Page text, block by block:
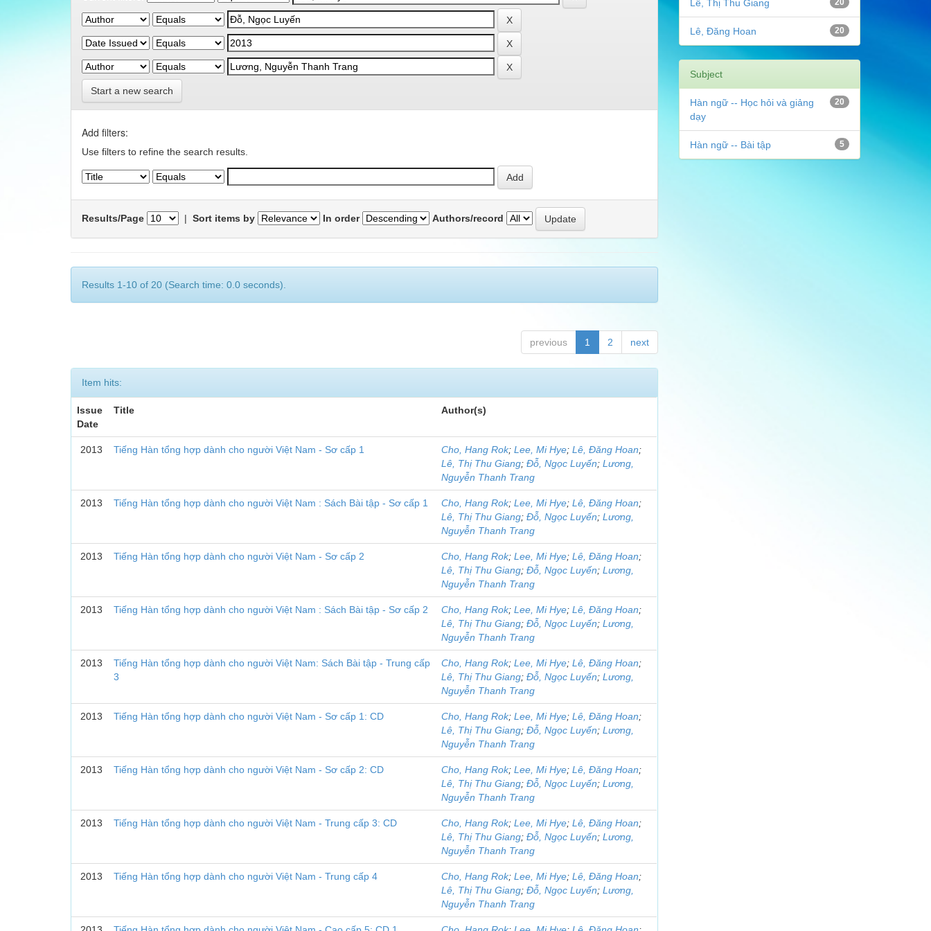
Start a new search
Add filters:
Use filters to refine the search results.
Results/Page | Sort items by In order Authors/record
Results 1-10 of 20 (Search time: 0.0 seconds).
previous 1 2 next
Item hits:
Issue
Date
Title Author(s)
2013 Tiếng Hàn tổng hợp dành cho người Việt Nam - Sơ cấp 1 Cho, Hang Rok;Lee, Mi Hye;Lê, Đăng Hoan;
Lê, Thị Thu Giang;Đỗ, Ngọc Luyến;Lương,
Nguyễn Thanh Trang
2013 Tiếng Hàn tổng hợp dành cho người Việt Nam : Sách Bài tập - Sơ cấp 1 Cho, Hang Rok;Lee, Mi Hye;Lê, Đăng Hoan;
Lê, Thị Thu Giang;Đỗ, Ngọc Luyến;Lương,
Nguyễn Thanh Trang
2013 Tiếng Hàn tổng hợp dành cho người Việt Nam - Sơ cấp 2 Cho, Hang Rok;Lee, Mi Hye;Lê, Đăng Hoan;
Lê, Thị Thu Giang;Đỗ, Ngọc Luyến;Lương,
Nguyễn Thanh Trang
2013 Tiếng Hàn tổng hợp dành cho người Việt Nam : Sách Bài tập - Sơ cấp 2 Cho, Hang Rok;Lee, Mi Hye;Lê, Đăng Hoan;
Lê, Thị Thu Giang;Đỗ, Ngọc Luyến;Lương,
Nguyễn Thanh Trang
2013
Tiếng Hàn tổng hợp dành cho người Việt Nam: Sách Bài tập - Trung cấp
3
Cho, Hang Rok;Lee, Mi Hye;Lê, Đăng Hoan;
Lê, Thị Thu Giang;Đỗ, Ngọc Luyến;Lương,
Nguyễn Thanh Trang
2013 Tiếng Hàn tổng hợp dành cho người Việt Nam - Sơ cấp 1: CD Cho, Hang Rok;Lee, Mi Hye;Lê, Đăng Hoan;
Lê, Thị Thu Giang;Đỗ, Ngọc Luyến;Lương,
Nguyễn Thanh Trang
2013 Tiếng Hàn tổng hợp dành cho người Việt Nam - Sơ cấp 2: CD Cho, Hang Rok;Lee, Mi Hye;Lê, Đăng Hoan;
Lê, Thị Thu Giang;Đỗ, Ngọc Luyến;Lương,
Nguyễn Thanh Trang
2013 Tiếng Hàn tổng hợp dành cho người Việt Nam - Trung cấp 3: CD Cho, Hang Rok;Lee, Mi Hye;Lê, Đăng Hoan;
Lê, Thị Thu Giang;Đỗ, Ngọc Luyến;Lương,
Nguyễn Thanh Trang
2013 Tiếng Hàn tổng hợp dành cho người Việt Nam - Trung cấp 4 Cho, Hang Rok;Lee, Mi Hye;Lê, Đăng Hoan;
Lê, Thị Thu Giang;Đỗ, Ngọc Luyến;Lương,
Nguyễn Thanh Trang
20
Lê, Thị Thu Giang
20
Lê, Đăng Hoan
Subject
20
Hàn ngữ -- Học hỏi và giảng
dạy
5
Hàn ngữ -- Bài tập